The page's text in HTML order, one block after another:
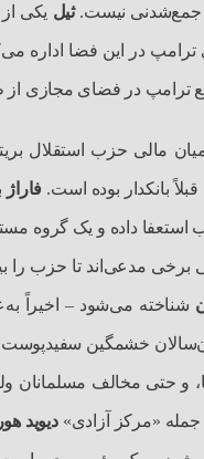
جمع‌شدنی نیست.ثیل یکی
ترامپ در این فضا اداره
ترامپ در فضای مجازی
مالی حزب استقلال
بانکدار بوده است. فاراژ
داده و یک گروه
برخی مدعی‌اند تا حزب
شناخته می‌شود – اخیراً
خشمگین
و حتی مخالف
«مرکز آزادی»دیوید